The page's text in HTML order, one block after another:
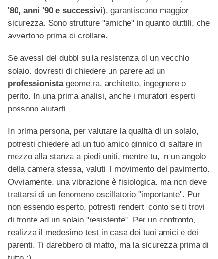
'80, anni '90 e successivi), garantiscono maggior
sicurezza. Sono strutture "amiche" in quanto duttili, che
avvertono prima di crollare.
Se avessi dei dubbi sulla resistenza di un vecchio
solaio, dovresti di chiedere un parere ad un
professionistageometra, architetto, ingegnere o
perito. In una prima analisi, anche i muratori esperti
possono aiutarti.
In prima persona, per valutare la qualità di un solaio,
potresti chiedere ad un tuo amico ginnico di saltare in
mezzo alla stanza a piedi uniti, mentre tu, in un angolo
della camera stessa, valuti il movimento del pavimento.
Ovviamente, una vibrazione è fisiologica, ma non deve
trattarsi di un fenomeno oscillatorio "importante". Pur
non essendo esperto, potresti renderti conto se ti trovi
di fronte ad un solaio "resistente". Per un confronto,
realizza il medesimo test in casa dei tuoi amici e dei
parenti. Ti darebbero di matto, ma la sicurezza prima di